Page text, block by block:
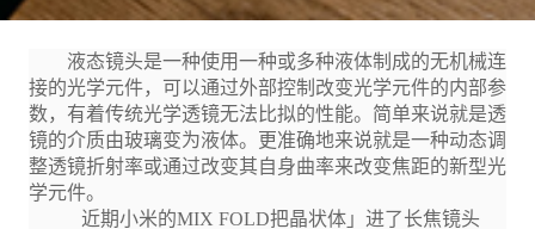
液态镜头是一种使用一种或多种液体制成的无机械连
接的光学元件，可以通过外部控制改变光学元件的内部参
数，有着传统光学透镜无法比拟的性能。简单来说就是透
镜的介质由玻璃变为液体。更准确地来说就是一种动态调
整透镜折射率或通过改变其自身曲率来改变焦距的新型光
学元件。
近期小米的MIX FOLD把晶状体」进了长焦镜头